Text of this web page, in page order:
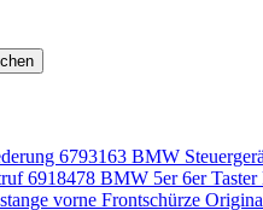
BMW
BMW 5er 6er